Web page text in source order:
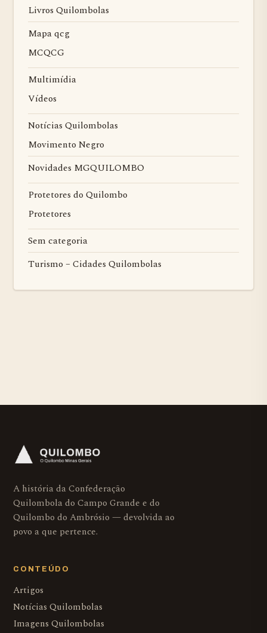
Livros Quilombolas
Mapa qcg
MCQCG
Multimídia
Vídeos
Notícias Quilombolas
Movimento Negro
Novidades MGQUILOMBO
Protetores do Quilombo
Protetores
Sem categoria
Turismo – Cidades Quilombolas
A história da Confederação
Quilombola do Campo Grande e do
Quilombo do Ambrósio — devolvida ao
povo a que pertence.
CONTEÚDO
Artigos
Notícias Quilombolas
Imagens Quilombolas